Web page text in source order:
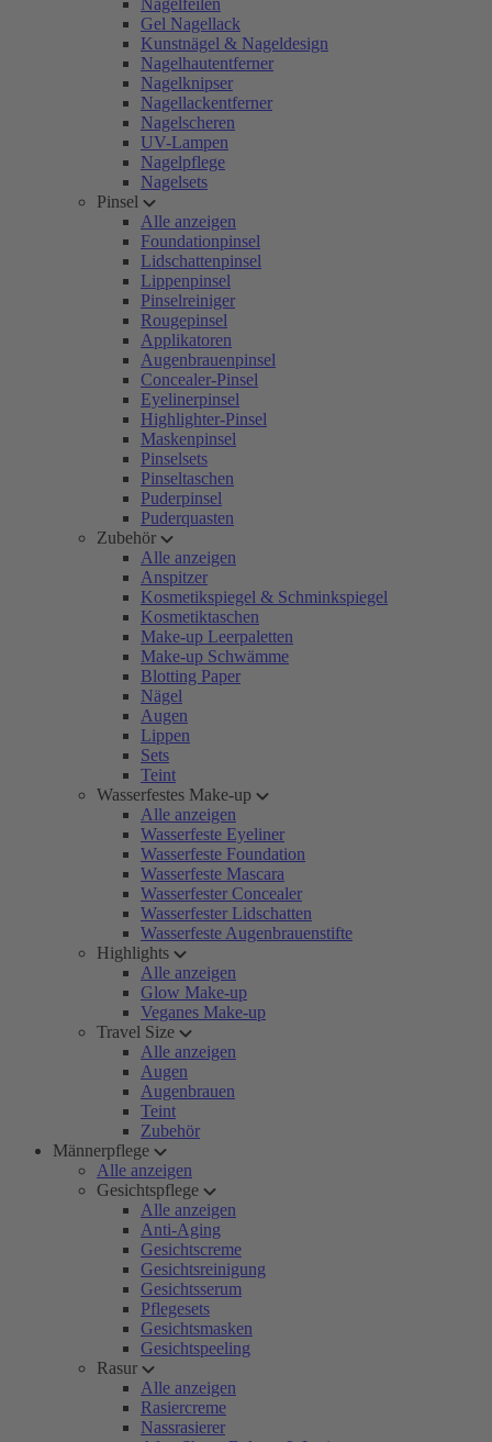
Nagelfeilen
Gel Nagellack
Kunstnägel & Nageldesign
Nagelhautentferner
Nagelknipser
Nagellackentferner
Nagelscheren
UV-Lampen
Nagelpflege
Nagelsets
Pinsel
Alle anzeigen
Foundationpinsel
Lidschattenpinsel
Lippenpinsel
Pinselreiniger
Rougepinsel
Applikatoren
Augenbrauenpinsel
Concealer-Pinsel
Eyelinerpinsel
Highlighter-Pinsel
Maskenpinsel
Pinselsets
Pinseltaschen
Puderpinsel
Puderquasten
Zubehör
Alle anzeigen
Anspitzer
Kosmetikspiegel & Schminkspiegel
Kosmetiktaschen
Make-up Leerpaletten
Make-up Schwämme
Blotting Paper
Nägel
Augen
Lippen
Sets
Teint
Wasserfestes Make-up
Alle anzeigen
Wasserfeste Eyeliner
Wasserfeste Foundation
Wasserfeste Mascara
Wasserfester Concealer
Wasserfester Lidschatten
Wasserfeste Augenbrauenstifte
Highlights
Alle anzeigen
Glow Make-up
Veganes Make-up
Travel Size
Alle anzeigen
Augen
Augenbrauen
Teint
Zubehör
Männerpflege
Alle anzeigen
Gesichtspflege
Alle anzeigen
Anti-Aging
Gesichtscreme
Gesichtsreinigung
Gesichtsserum
Pflegesets
Gesichtsmasken
Gesichtspeeling
Rasur
Alle anzeigen
Rasiercreme
Nassrasierer